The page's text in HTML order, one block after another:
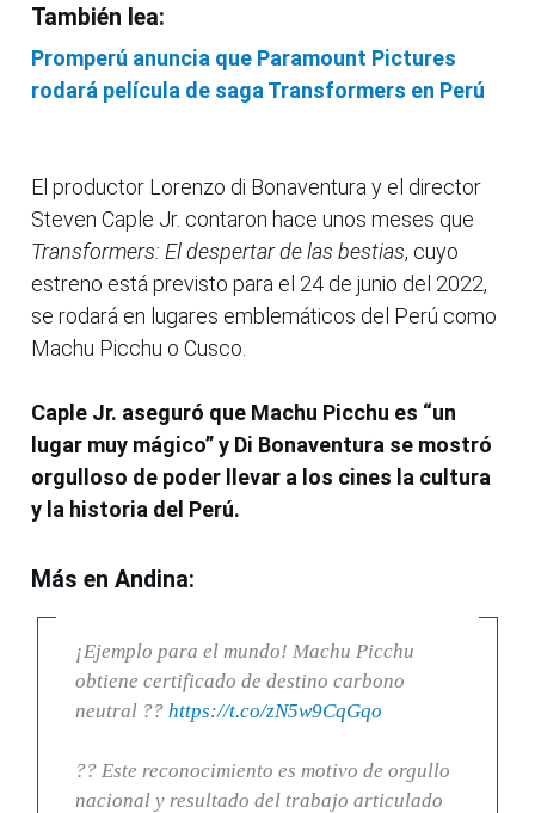
También lea:
Promperú anuncia que Paramount Pictures
rodará película de saga Transformers en Perú
El productor Lorenzo di Bonaventura y el director
Steven Caple Jr. contaron hace unos meses que
Transformers: El despertar de las bestias, cuyo
estreno está previsto para el 24 de junio del 2022,
se rodará en lugares emblemáticos del Perú como
Machu Picchu o Cusco.
Caple Jr. aseguró que Machu Picchu es “un
lugar muy mágico” y Di Bonaventura se mostró
orgulloso de poder llevar a los cines la cultura
y la historia del Perú.
Más en Andina:
¡Ejemplo para el mundo! Machu Picchu
obtiene certificado de destino carbono
neutral ?? https://t.co/zN5w9CqGqo
?? Este reconocimiento es motivo de orgullo
nacional y resultado del trabajo articulado